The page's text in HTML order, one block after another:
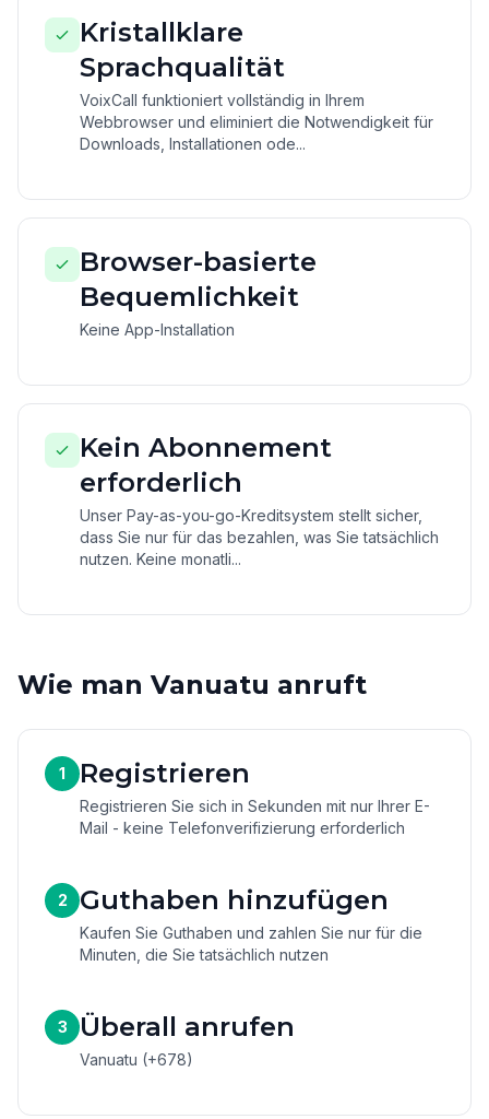
Kristallklare
Sprachqualität
VoixCall funktioniert vollständig in Ihrem
Webbrowser und eliminiert die Notwendigkeit für
Downloads, Installationen ode...
Browser-basierte
Bequemlichkeit
Keine App-Installation
Kein Abonnement
erforderlich
Unser Pay-as-you-go-Kreditsystem stellt sicher,
dass Sie nur für das bezahlen, was Sie tatsächlich
nutzen. Keine monatli...
Wie man Vanuatu anruft
1 Registrieren
Registrieren Sie sich in Sekunden mit nur Ihrer E-
Mail - keine Telefonverifizierung erforderlich
2 Guthaben hinzufügen
Kaufen Sie Guthaben und zahlen Sie nur für die
Minuten, die Sie tatsächlich nutzen
3 Überall anrufen
Vanuatu (+678)